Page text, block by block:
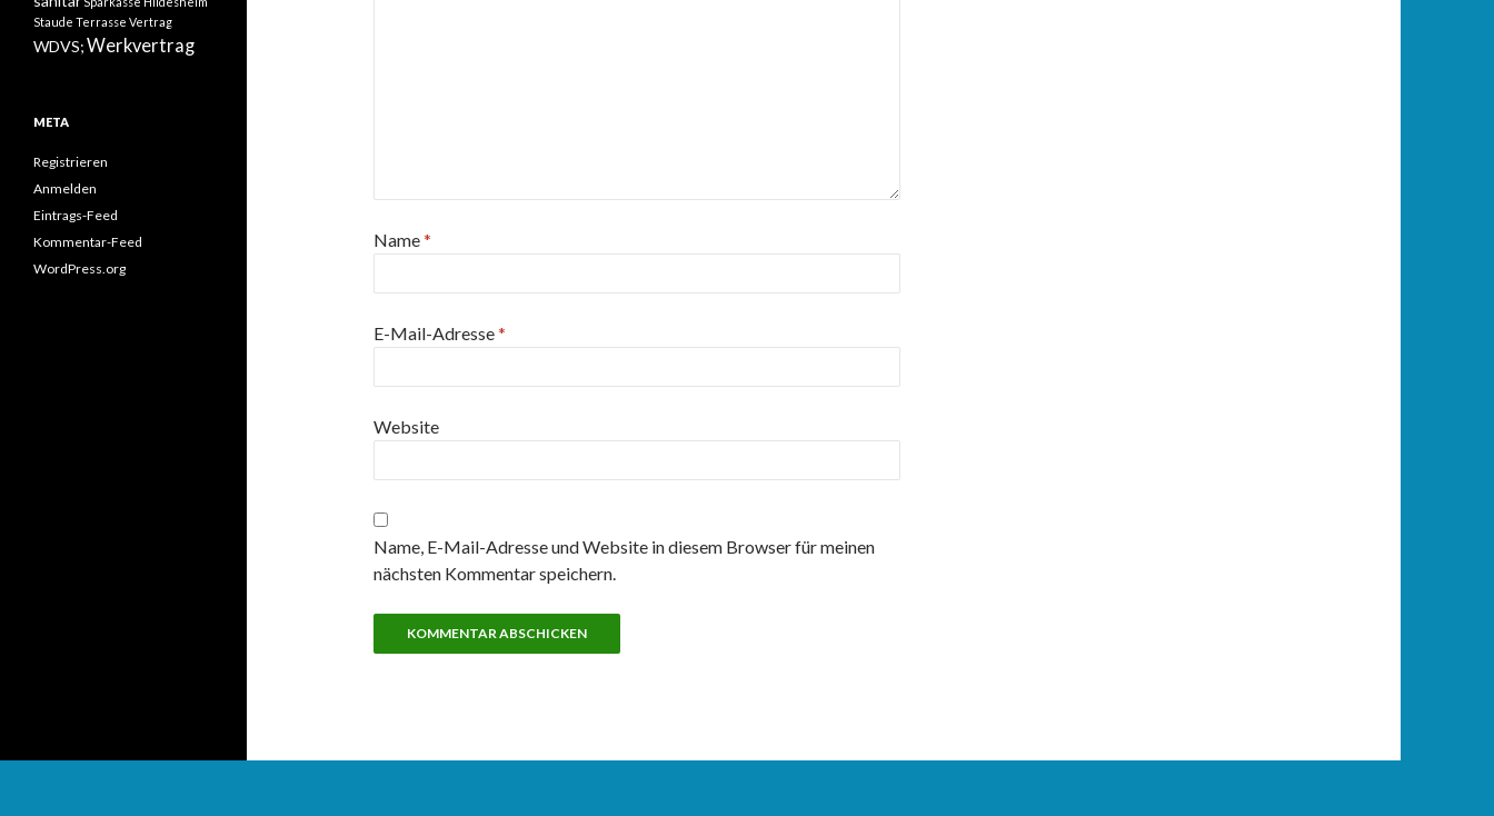
Name*
E-Mail-Adresse*
Website
Name, E-Mail-Adresse und Website in diesem Browser für meinen
nächsten Kommentar speichern.
Staude Terrasse Vertrag
WDVS;Werkvertrag
META
Registrieren
Anmelden
Eintrags-Feed
Kommentar-Feed
WordPress.org